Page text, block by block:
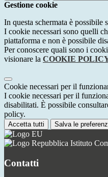
Gestione cookie
In questa schermata è possibile
I cookie necessari sono quelli
piattaforma e non è possibile
Per conoscere quali sono i
visionare la COOKIE
Cookie necessari per il
I cookie necessari per il
disabilitati. È possibile
policy.
Accetta tutti Salva le
Istituto
Contatti